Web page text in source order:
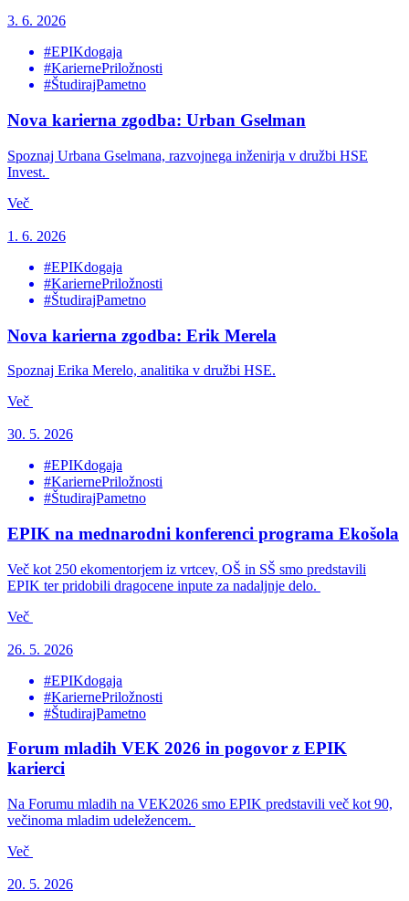
3. 6. 2026
#EPIKdogaja
#KariernePriložnosti
#ŠtudirajPametno
Nova karierna zgodba: Urban Gselman
Spoznaj Urbana Gselmana, razvojnega inženirja v družbi HSE
Invest.
Več
1. 6. 2026
#EPIKdogaja
#KariernePriložnosti
#ŠtudirajPametno
Nova karierna zgodba: Erik Merela
Spoznaj Erika Merelo, analitika v družbi HSE.
Več
30. 5. 2026
#EPIKdogaja
#KariernePriložnosti
#ŠtudirajPametno
EPIK na mednarodni konferenci programa Ekošola
Več kot 250 ekomentorjem iz vrtcev, OŠ in SŠ smo predstavili
EPIK ter pridobili dragocene inpute za nadaljnje delo.
Več
26. 5. 2026
#EPIKdogaja
#KariernePriložnosti
#ŠtudirajPametno
Forum mladih VEK 2026 in pogovor z EPIK
karierci
Na Forumu mladih na VEK2026 smo EPIK predstavili več kot 90,
večinoma mladim udeležencem.
Več
20. 5. 2026